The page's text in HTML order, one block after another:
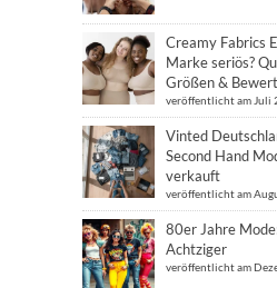
Creamy Fabrics
Marke seriös?
Größen &
veröffentlicht am Juli
Vinted
Second Hand
verkauft
veröffentlicht am
80er Jahre
Achtziger
veröffentlicht am